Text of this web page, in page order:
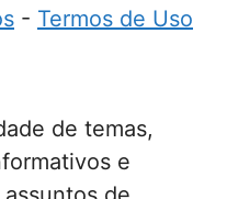
- Termos de Uso
de temas,
e